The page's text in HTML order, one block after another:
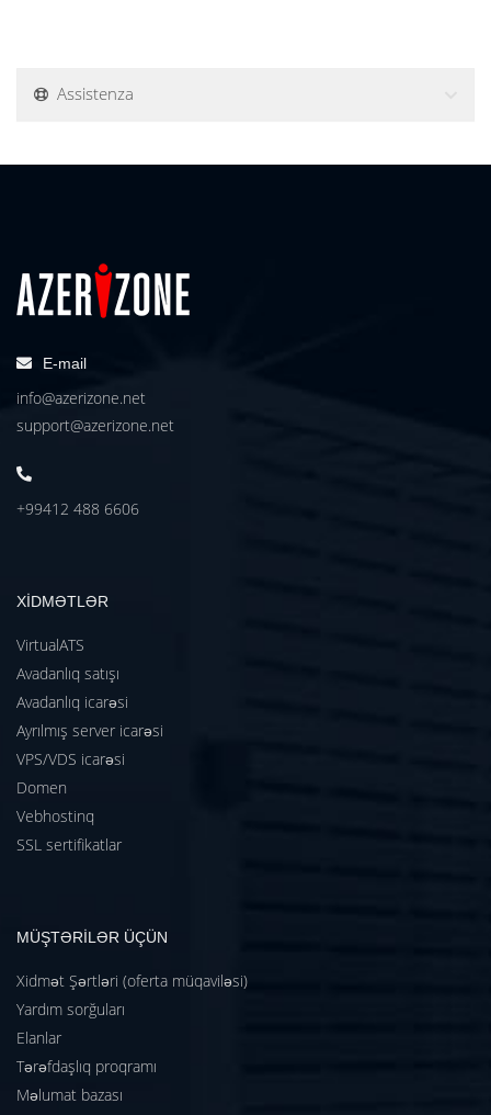
Assistenza
E-mail
info@azerizone.net
support@azerizone.net
+99412 488 6606
XİDMƏTLƏR
VirtualATS
Avadanlıq satışı
Avadanlıq icarəsi
Ayrılmış server icarəsi
VPS/VDS icarəsi
Domen
Vebhostinq
SSL sertifikatlar
MÜŞTƏRİLƏR ÜÇÜN
Xidmət Şərtləri (oferta müqaviləsi)
Yardım sorğuları
Elanlar
Tərəfdaşlıq proqramı
Məlumat bazası